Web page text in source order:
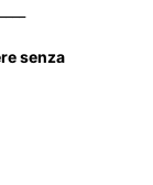
senza